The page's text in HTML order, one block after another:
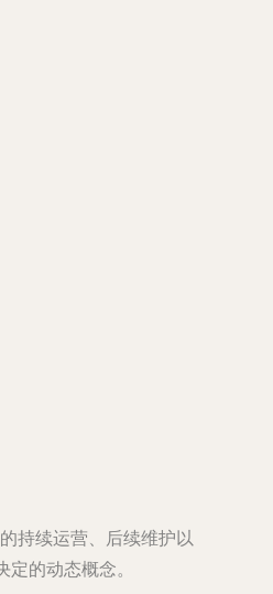
持续运营、后续维护以
的动态概念。